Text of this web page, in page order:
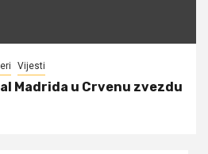
Vijesti
Madrida u Crvenu zvezdu